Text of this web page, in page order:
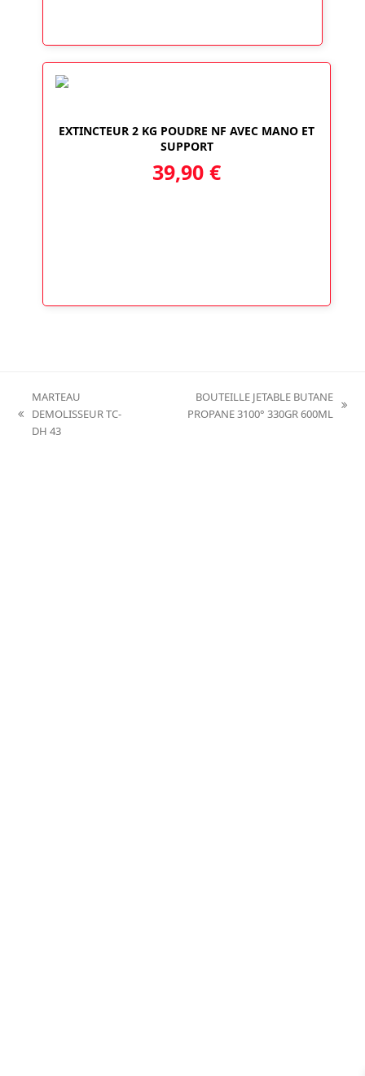
EXTINCTEUR 2 KG POUDRE NF AVEC MANO ET
SUPPORT
39,90 €
previous
post:
MARTEAU
DEMOLISSEUR TC-
DH 43
BOUTEILLE JETABLE BUTANE
PROPANE 3100° 330GR 600ML